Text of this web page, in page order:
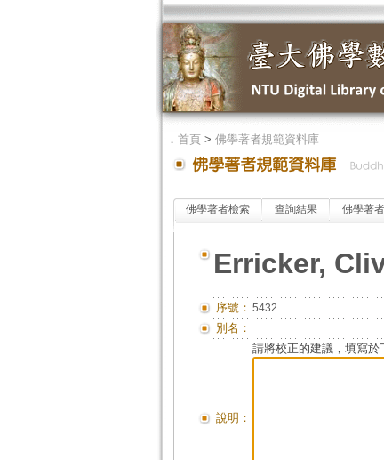
． 首頁> 佛學著者規範資料庫
佛學著者檢索 查詢結果 佛學著
Erricker,
序號： 5432
別名：
說明：
請將校正的建議，填寫於